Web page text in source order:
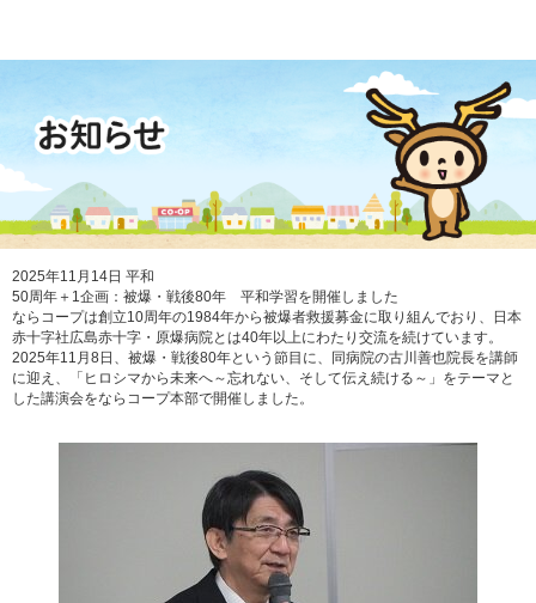
2025年11月14日 平和
50周年＋1企画：被爆・戦後80年 平和学習を開催しました
ならコープは創立10周年の1984年から被爆者救援募金に取り組んでおり、日本
赤十字社広島赤十字・原爆病院とは40年以上にわたり交流を続けています。
2025年11月8日、被爆・戦後80年という節目に、同病院の古川善也院長を講師
に迎え、「ヒロシマから未来へ～忘れない、そして伝え続ける～」をテーマと
した講演会をならコープ本部で開催しました。